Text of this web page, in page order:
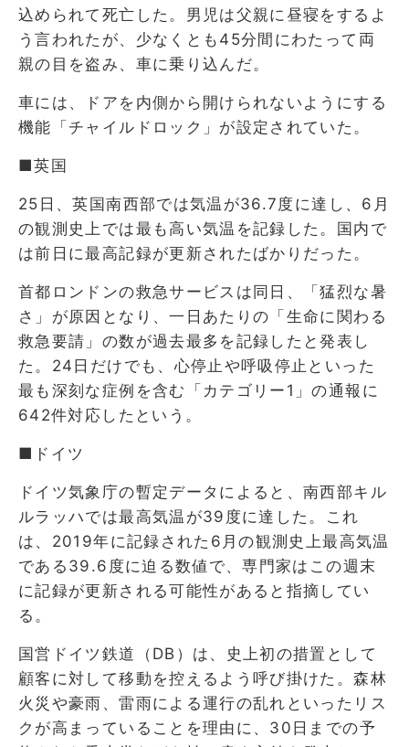
込められて死亡した。男児は父親に昼寝をするよ
う言われたが、少なくとも45分間にわたって両
親の目を盗み、車に乗り込んだ。
車には、ドアを内側から開けられないようにする
機能「チャイルドロック」が設定されていた。
■英国
25日、英国南西部では気温が36.7度に達し、6月
の観測史上では最も高い気温を記録した。国内で
は前日に最高記録が更新されたばかりだった。
首都ロンドンの救急サービスは同日、「猛烈な暑
さ」が原因となり、一日あたりの「生命に関わる
救急要請」の数が過去最多を記録したと発表し
た。24日だけでも、心停止や呼吸停止といった
最も深刻な症例を含む「カテゴリー1」の通報に
642件対応したという。
■ドイツ
ドイツ気象庁の暫定データによると、南西部キル
ルラッハでは最高気温が39度に達した。これ
は、2019年に記録された6月の観測史上最高気温
である39.6度に迫る数値で、専門家はこの週末
に記録が更新される可能性があると指摘してい
る。
国営ドイツ鉄道（DB）は、史上初の措置として
顧客に対して移動を控えるよう呼び掛けた。森林
火災や豪雨、雷雨による運行の乱れといったリス
クが高まっていることを理由に、30日までの予